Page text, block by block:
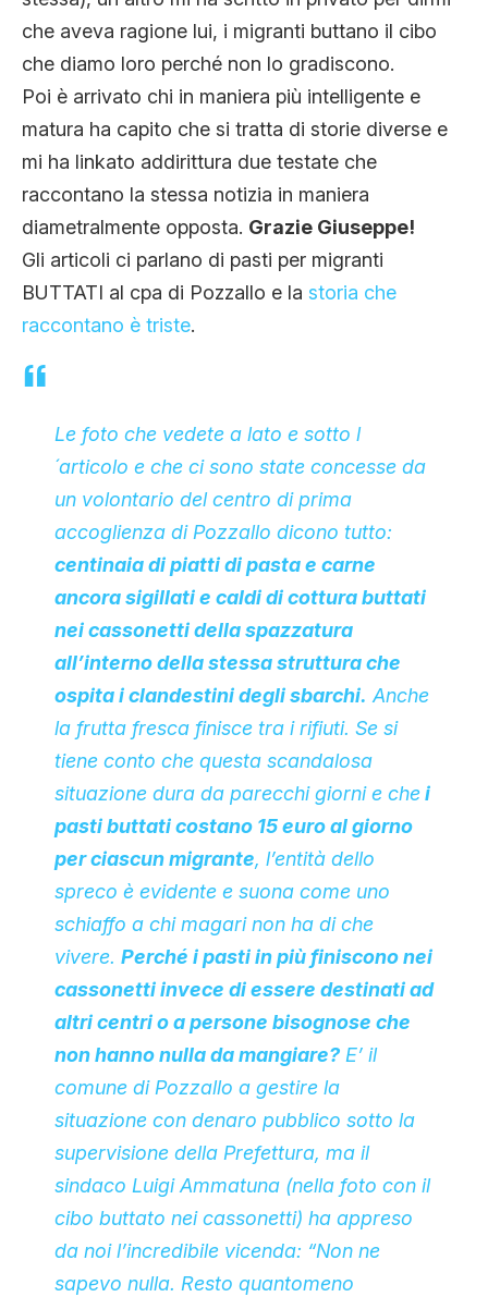
CHI SIAMO
che aveva ragione lui, i migranti buttano il cibo
che diamo loro perché non lo gradiscono.
Poi è arrivato chi in maniera più intelligente e
matura ha capito che si tratta di storie diverse e
mi ha linkato addirittura due testate che
raccontano la stessa notizia in maniera
diametralmente opposta. Grazie Giuseppe!
Gli articoli ci parlano di pasti per migranti
BUTTATI al cpa di Pozzallo e la storia che
raccontano è triste.
Le foto che vedete a lato e sotto l
´articolo e che ci sono state concesse da
un volontario del centro di prima
accoglienza di Pozzallo dicono tutto:
centinaia di piatti di pasta e carne
ancora sigillati e caldi di cottura buttati
nei cassonetti della spazzatura
all’interno della stessa struttura che
ospita i clandestini degli sbarchi. Anche
la frutta fresca finisce tra i rifiuti. Se si
tiene conto che questa scandalosa
situazione dura da parecchi giorni e chei
pasti buttati costano 15 euro al giorno
per ciascun migrante, l’entità dello
spreco è evidente e suona come uno
schiaffo a chi magari non ha di che
vivere. Perché i pasti in più finiscono nei
cassonetti invece di essere destinati ad
altri centri o a persone bisognose che
non hanno nulla da mangiare? E’ il
comune di Pozzallo a gestire la
situazione con denaro pubblico sotto la
supervisione della Prefettura, ma il
sindaco Luigi Ammatuna (nella foto con il
cibo buttato nei cassonetti) ha appreso
da noi l’incredibile vicenda: “Non ne
sapevo nulla. Resto quantomeno